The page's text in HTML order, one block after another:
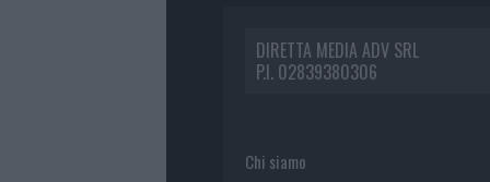
DIRETTA MEDIA ADV SRL
P.I. 02839380306
Chi siamo